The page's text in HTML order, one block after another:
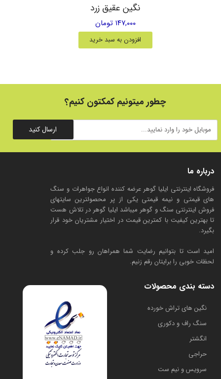
نگین عقیق زرد
۱۴۷,۰۰۰ تومان
افزودن به سبد خرید
درباره ما
فروشگاه اینترنتی ایلیا گوهر عرضه کننده انواع جواهرات و سنگ
های قیمتی و نیمه قیمتی یکی از پر محصولترین سایتهای
فروش اینترنتی سنگ و گوهر میباشد ایلیا گوهر در تلاش هست
تا بهترین کیفیت با کمترین قیمت در اختیار مشتریان خود قرار
بگیرد.
امید است تا بتوانیم رضایت شما همراهان رو جلب کرده و
لحظات خوبی را برایتان رقم زنیم.
دسته بندی محصولات
​نگین های تراش خورده
سنگ راف و دکوری
انگشتر
حراجی
سرویس و نیم ست
چطور میتونیم کمکتون کنیم؟
ارسال کنید